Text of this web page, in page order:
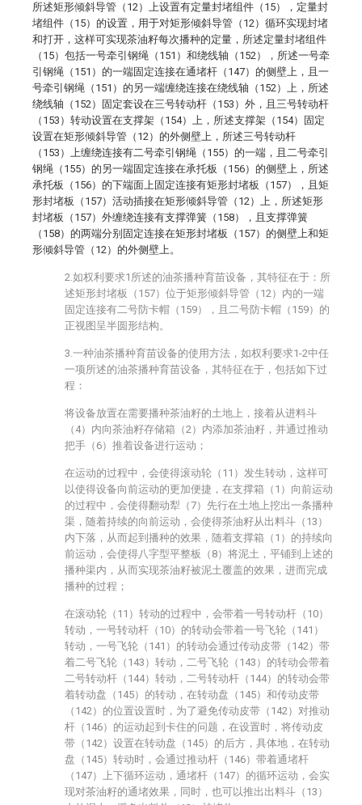
所述矩形倾斜导管（12）上设置有定量封堵组件（15），定量封
堵组件（15）的设置，用于对矩形倾斜导管（12）循环实现封堵
和打开，这样可实现茶油籽每次播种的定量，所述定量封堵组件
（15）包括一号牵引钢绳（151）和绕线轴（152），所述一号牵
引钢绳（151）的一端固定连接在通堵杆（147）的侧壁上，且一
号牵引钢绳（151）的另一端缠绕连接在绕线轴（152）上，所述
绕线轴（152）固定套设在三号转动杆（153）外，且三号转动杆
（153）转动设置在支撑架（154）上，所述支撑架（154）固定
设置在矩形倾斜导管（12）的外侧壁上，所述三号转动杆
（153）上缠绕连接有二号牵引钢绳（155）的一端，且二号牵引
钢绳（155）的另一端固定连接在承托板（156）的侧壁上，所述
承托板（156）的下端面上固定连接有矩形封堵板（157），且矩
形封堵板（157）活动插接在矩形倾斜导管（12）上，所述矩形
封堵板（157）外缠绕连接有支撑弹簧（158），且支撑弹簧
（158）的两端分别固定连接在矩形封堵板（157）的侧壁上和矩
形倾斜导管（12）的外侧壁上。
2.如权利要求1所述的油茶播种育苗设备，其特征在于：所
述矩形封堵板（157）位于矩形倾斜导管（12）内的一端
固定连接有二号防卡帽（159），且二号防卡帽（159）的
正视图呈半圆形结构。
3.一种油茶播种育苗设备的使用方法，如权利要求1-2中任
一项所述的油茶播种育苗设备，其特征在于，包括如下过
程：
将设备放置在需要播种茶油籽的土地上，接着从进料斗
（4）内向茶油籽存储箱（2）内添加茶油籽，并通过推动
把手（6）推着设备进行运动；
在运动的过程中，会使得滚动轮（11）发生转动，这样可
以使得设备向前运动的更加便捷，在支撑箱（1）向前运动
的过程中，会使得翻动犁（7）先行在土地上挖出一条播种
渠，随着持续的向前运动，会使得茶油籽从出料斗（13）
内下落，从而起到播种的效果，随着支撑箱（1）的持续向
前运动，会使得八字型平整板（8）将泥土，平铺到上述的
播种渠内，从而实现茶油籽被泥土覆盖的效果，进而完成
播种的过程；
在滚动轮（11）转动的过程中，会带着一号转动杆（10）
转动，一号转动杆（10）的转动会带着一号飞轮（141）
转动，一号飞轮（141）的转动会通过传动皮带（142）带
着二号飞轮（143）转动，二号飞轮（143）的转动会带着
二号转动杆（144）转动，二号转动杆（144）的转动会带
着转动盘（145）的转动，在转动盘（145）和传动皮带
（142）的位置设置时，为了避免传动皮带（142）对推动
杆（146）的运动起到卡住的问题，在设置时，将传动皮
带（142）设置在转动盘（145）的后方，具体地，在转动
盘（145）转动时，会通过推动杆（146）带着通堵杆
（147）上下循环运动，通堵杆（147）的循环运动，会实
现对茶油籽的通堵效果，同时，也可以推出出料斗（13）